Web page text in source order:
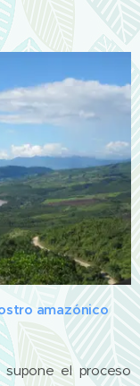
amazónico
el proceso